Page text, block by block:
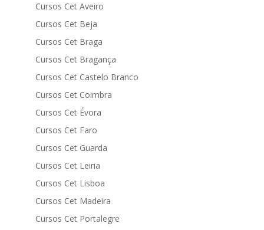
Cursos Cet Aveiro
Cursos Cet Beja
Cursos Cet Braga
Cursos Cet Bragança
Cursos Cet Castelo Branco
Cursos Cet Coimbra
Cursos Cet Évora
Cursos Cet Faro
Cursos Cet Guarda
Cursos Cet Leiria
Cursos Cet Lisboa
Cursos Cet Madeira
Cursos Cet Portalegre